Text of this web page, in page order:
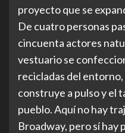
proyecto que se
De cuatro personas
cincuenta actores
vestuario se
recicladas del
construye a pulso y el
pueblo. Aquí no hay
Broadway, pero sí hay